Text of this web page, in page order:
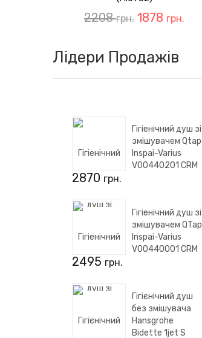
2208грн. 1878 грн.
Лідери Продажів
Гігіенічний душ зі
змішувачем Qtap
Inspai-Varius
V00440201 CRM
2870 грн.
Гігіенічний душ зі
змішувачем QTap
Inspai-Varius
V00440001 CRM
2495 грн.
Гігієнічний душ
без змішувача
Hansgrohe
Bidette 1jet S